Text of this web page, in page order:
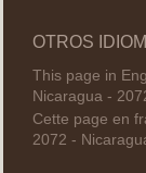
OTROS
This page in
Nicaragua -
Cette page en
2072 -